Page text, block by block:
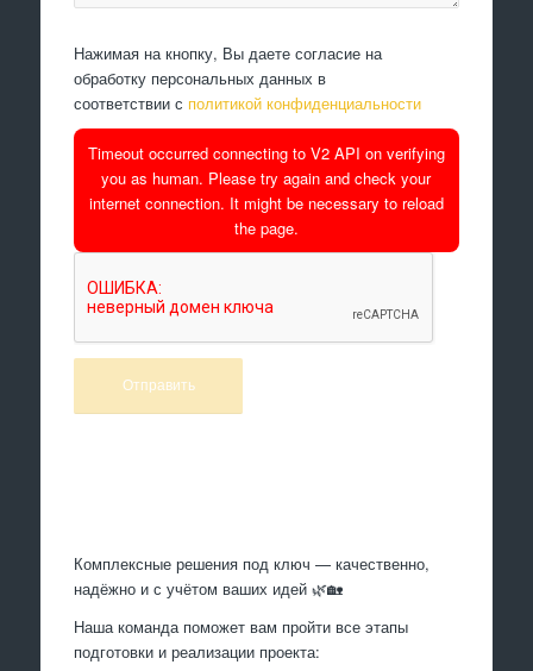
Нажимая на кнопку, Вы даете согласие на
обработку персональных данных в
соответствии с политикой конфиденциальности
Timeout occurred connecting to V2 API on verifying
you as human. Please try again and check your
internet connection. It might be necessary to reload
the page.
Комплексные решения под ключ — качественно,
надёжно и с учётом ваших идей 🌿🏡
Наша команда поможет вам пройти все этапы
подготовки и реализации проекта: